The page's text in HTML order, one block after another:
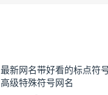
最新网名带好看的标点符
高级特殊符号网名